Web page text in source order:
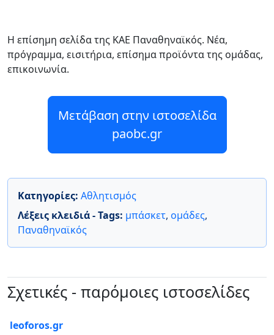
Η επίσημη σελίδα της ΚΑΕ Παναθηναϊκός. Νέα,
πρόγραμμα, εισιτήρια, επίσημα προϊόντα της ομάδας,
επικοινωνία.
Μετάβαση στην ιστοσελίδα
paobc.gr
Κατηγορίες: Αθλητισμός
Λέξεις κλειδιά - Tags: μπάσκετ, ομάδες,
Παναθηναϊκός
Σχετικές - παρόμοιες ιστοσελίδες
leoforos.gr